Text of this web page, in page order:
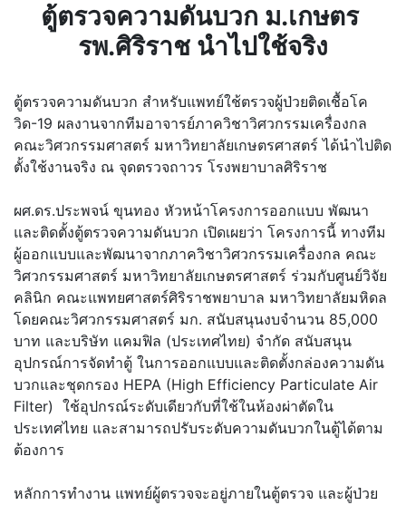
ตู้ตรวจความดันบวก ม.เกษตร
รพ.ศิริราช นำไปใช้จริง
ตู้ตรวจความดันบวก สำหรับแพทย์ใช้ตรวจผู้ป่วยติดเชื้อโค
วิด-19 ผลงานจากทีมอาจารย์ภาควิชาวิศวกรรมเครื่องกล
คณะวิศวกรรมศาสตร์ มหาวิทยาลัยเกษตรศาสตร์ ได้นำไปติด
ตั้งใช้งานจริง ณ จุดตรวจถาวร โรงพยาบาลศิริราช
ผศ.ดร.ประพจน์ ขุนทอง หัวหน้าโครงการออกแบบ พัฒนา
และติดตั้งตู้ตรวจความดันบวก เปิดเผยว่า โครงการนี้ ทางทีม
ผู้ออกแบบและพัฒนาจากภาควิชาวิศวกรรมเครื่องกล คณะ
วิศวกรรมศาสตร์ มหาวิทยาลัยเกษตรศาสตร์ ร่วมกับศูนย์วิจัย
คลินิก คณะแพทยศาสตร์ศิริราชพยาบาล มหาวิทยาลัยมหิดล
โดยคณะวิศวกรรมศาสตร์ มก. สนับสนุนงบจำนวน 85,000
บาท และบริษัท แคมฟิล (ประเทศไทย) จำกัด สนับสนุน
อุปกรณ์การจัดทำตู้ ในการออกแบบและติดตั้งกล่องความดัน
บวกและชุดกรอง HEPA (High Efficiency Particulate Air
Filter) ใช้อุปกรณ์ระดับเดียวกับที่ใช้ในห้องผ่าตัดใน
ประเทศไทย และสามารถปรับระดับความดันบวกในตู้ได้ตาม
ต้องการ
หลักการทำงาน แพทย์ผู้ตรวจจะอยู่ภายในตู้ตรวจ และผู้ป่วย